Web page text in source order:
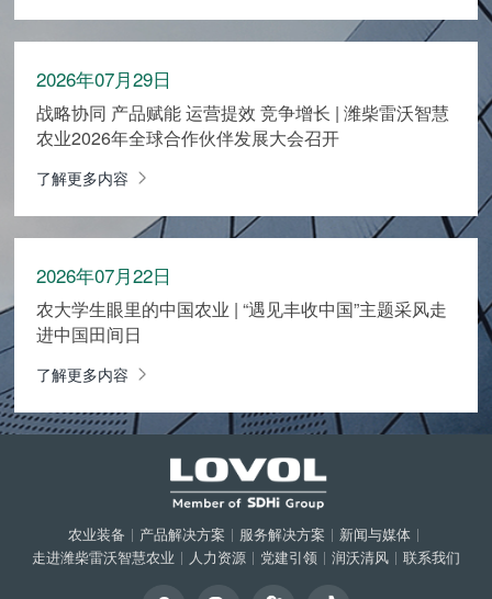
2026年07月29日
战略协同 产品赋能 运营提效 竞争增长 | 潍柴雷沃智慧
农业2026年全球合作伙伴发展大会召开
了解更多内容
2026年07月22日
农大学生眼里的中国农业 | “遇见丰收中国”主题采风走
进中国田间日
了解更多内容
农业装备 | 产品解决方案 | 服务解决方案 | 新闻与媒体 |
走进潍柴雷沃智慧农业 | 人力资源 | 党建引领 | 润沃清风 | 联系我们